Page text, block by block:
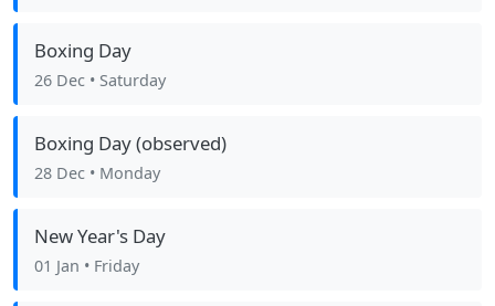
Boxing Day
26 Dec • Saturday
Boxing Day (observed)
28 Dec • Monday
New Year's Day
01 Jan • Friday